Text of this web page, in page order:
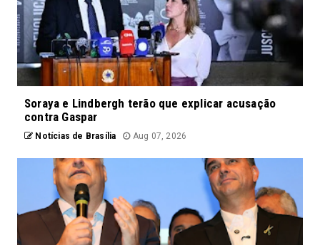
Soraya e Lindbergh terão que explicar acusação
contra Gaspar
Notícias de Brasília Aug 07, 2026